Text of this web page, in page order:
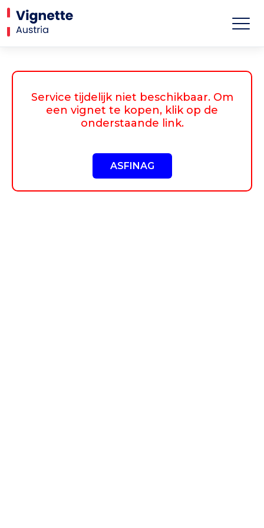
Service tijdelijk niet beschikbaar. Om
een vignet te kopen, klik op de
onderstaande link.
ASFINAG